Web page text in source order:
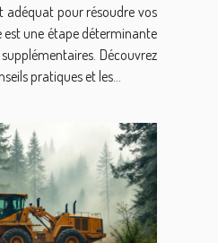
adéquat pour résoudre vos
est une étape déterminante
Découvrez
pratiques et les...